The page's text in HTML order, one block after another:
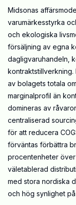
Midsonas
varumärkesstyrka
och ekologiska
försäljning av egna
dagligvaruhandeln,
av bolagets totala
marginalprofil än
domineras av
centraliserad
för att reducera
förväntas förbättra
procentenheter
väletablerad
med stora nordiska
och hög synlighet